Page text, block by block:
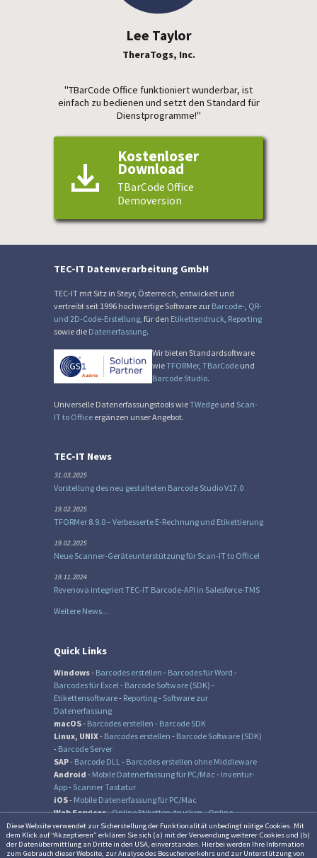
Diese Website verwendet zur Sicher­stellung der Funk­tionalität unbedingt nötige Cookies. Mit
dem Klick auf “Akzeptieren” erklären Sie sich (a) mit der Verwendung weiterer Cookies und (b)
der Daten­übermittlung an Dritte in den USA, einverstanden. Hierbei werden Ihre Information
zum Gebrauch dieser Website, zur Analyse des Besucher­verkehrs und zur Unter­stützung von
Lee Taylor
TheraTogs, Inc.
"TBarCode Office funktioniert wunderbar, ist
einfach zu bedienen und setzt den Standard für
Dienstprogramme!"
Kostenloser
Download
TBarCode Office
Demoversion
TEC-IT Datenverarbeitung GmbH
TEC-IT mit Sitz in Steyr, Österreich, entwickelt und
vertreibt seit 1996 hochwertige Software zur Barcode- QR-
und 2D-Code-Erstellung , für den Etikettendruck Reporting
sowie die Datenerfassung.
Wir bieten Standardsoftware
wieTFORMer,TBarCode und
Barcode Studio.
Universelle Datenerfassungstools wieTWedge und Scan-
IT to Office ergänzen unser Angebot.
TEC-IT News
31.03.2025
Vorstellung des neu gestalteten Barcode Studio V17.0
19.02.2025
TFORMer 8.9.0 – Verbesserte E-Rechnung und Etikettierung
19.02.2025
Neue Scanner-Geräteunterstützung für Scan-IT to Office!
19.11.2024
Revenova integriert TEC-IT Barcode-API in Salesforce-TMS
Weitere News...
Quick Links
Windows- Barcodes erstellen - Barcodes für Word -
Barcodes für Excel - Barcode Software (SDK) -
Etikettensoftware- Reporting- Software zur
Datenerfassung
macOS- Barcodes erstellen - Barcode SDK
Linux, UNIX- Barcodes erstellen - Barcode Software (SDK)
- Barcode Server
SAP- Barcode DLL - Barcodes erstellen ohne Middleware
Android - Mobile Datenerfassung für PC/Mac - Inventur-
App- Scanner Tastatur
iOS- Mobile Datenerfassung für PC/Mac
Web Services-Online Etiketten drucken-Online
Barcode Generator-Online QR-Code Generator